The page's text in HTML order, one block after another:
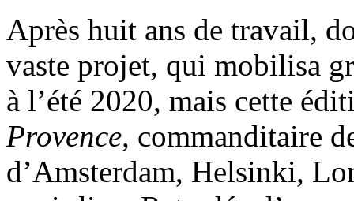
Après huit ans de travail,
vaste projet, qui mobilisa
à l’été 2020, mais cette
Provence, commanditaire
d’Amsterdam, Helsinki,